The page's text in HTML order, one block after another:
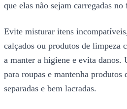
que elas não sejam carregadas
Evite misturar itens
calçados ou produtos de limpeza
a manter a higiene e evita danos.
para roupas e mantenha produtos
separadas e bem lacradas.